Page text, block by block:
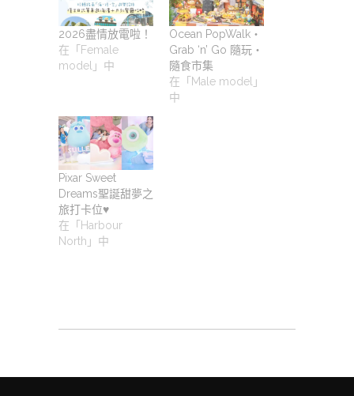
2026盡情放電啦！
在「Female
model」中
Ocean PopWalk・
Grab ‘n’ Go 隨玩‧
隨食市集
在「Male model」
中
Pixar Sweet
Dreams聖誕甜夢之
旅打卡位♥️
在「Harbour
North」中